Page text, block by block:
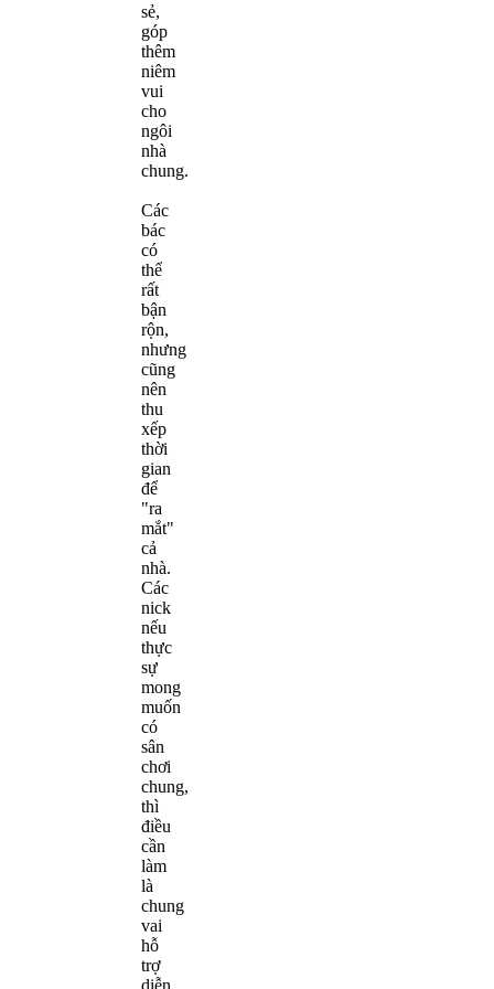
sẻ,
góp
thêm
niêm
vui
cho
ngôi
nhà
chung.
Các
bác
có
thể
rất
bận
rộn,
nhưng
cũng
nên
thu
xếp
thời
gian
để
"ra
mắt"
cả
nhà.
Các
nick
nếu
thực
sự
mong
muốn
có
sân
chơi
chung,
thì
điều
cần
làm
là
chung
vai
hỗ
trợ
diễn